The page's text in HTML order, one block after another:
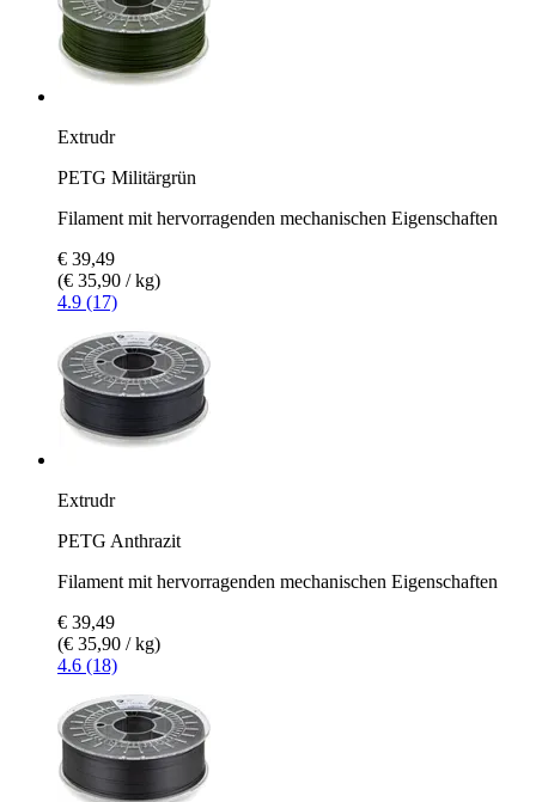
Extrudr
PETG Militärgrün
Filament mit hervorragenden mechanischen Eigenschaften
€ 39,49
(€ 35,90 / kg)
4.9 (17)
Extrudr
PETG Anthrazit
Filament mit hervorragenden mechanischen Eigenschaften
€ 39,49
(€ 35,90 / kg)
4.6 (18)